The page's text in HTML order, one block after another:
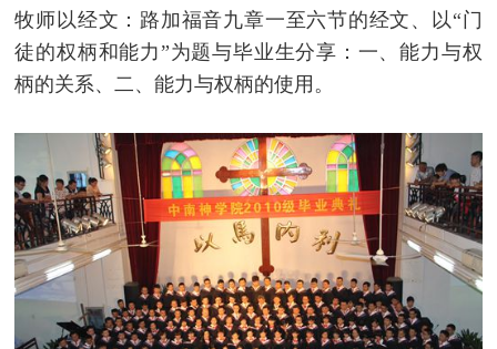
牧师以经文：路加福音九章一至六节的经文、以“门
徒的权柄和能力”为题与毕业生分享：一、能力与权
柄的关系、二、能力与权柄的使用。